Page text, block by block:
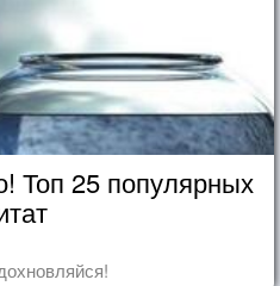
Топ 25 популярных